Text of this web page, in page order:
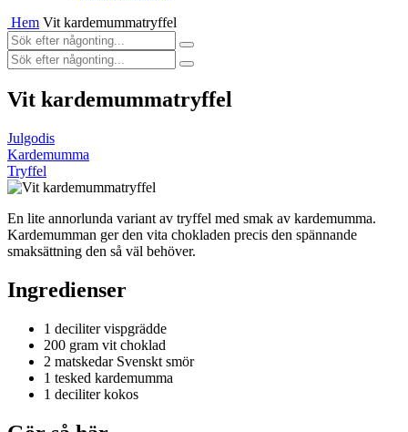
Hem Vit kardemummatryffel
Vit kardemummatryffel
Julgodis
Kardemumma
Tryffel
En lite annorlunda variant av tryffel med smak av kardemumma.
Kardemumman ger den vita chokladen precis den spännande
smaksättning den så väl behöver.
Ingredienser
1 deciliter vispgrädde
200 gram vit choklad
2 matskedar Svenskt smör
1 tesked kardemumma
1 deciliter kokos